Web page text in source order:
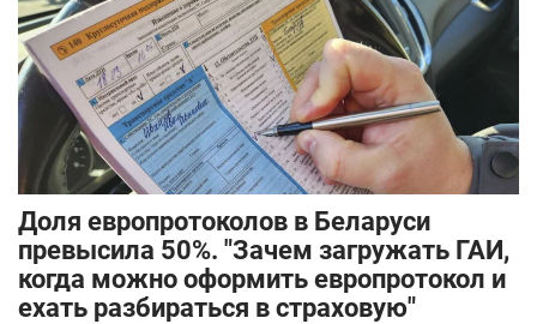
Доля европротоколов в Беларуси
превысила 50%. "Зачем загружать ГАИ,
когда можно оформить европротокол и
ехать разбираться в страховую"